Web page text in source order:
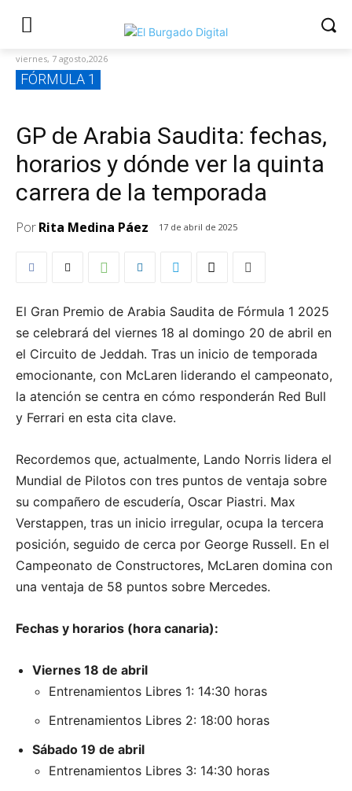
viernes, 7 agosto,2026
FÓRMULA 1
GP de Arabia Saudita: fechas,
horarios y dónde ver la quinta
carrera de la temporada
PorRita Medina Páez 17 de abril de 2025
El Gran Premio de Arabia Saudita de Fórmula 1 2025
se celebrará del viernes 18 al domingo 20 de abril en
el Circuito de Jeddah. Tras un inicio de temporada
emocionante, con McLaren liderando el campeonato,
la atención se centra en cómo responderán Red Bull
y Ferrari en esta cita clave.
Recordemos que, actualmente, Lando Norris lidera el
Mundial de Pilotos con tres puntos de ventaja sobre
su compañero de escudería, Oscar Piastri. Max
Verstappen, tras un inicio irregular, ocupa la tercera
posición, seguido de cerca por George Russell. En el
Campeonato de Constructores, McLaren domina con
una ventaja de 58 puntos sobre Mercedes.
Fechas y horarios (hora canaria):
Viernes 18 de abril
Entrenamientos Libres 1: 14:30 horas
Entrenamientos Libres 2: 18:00 horas
Sábado 19 de abril
Entrenamientos Libres 3: 14:30 horas